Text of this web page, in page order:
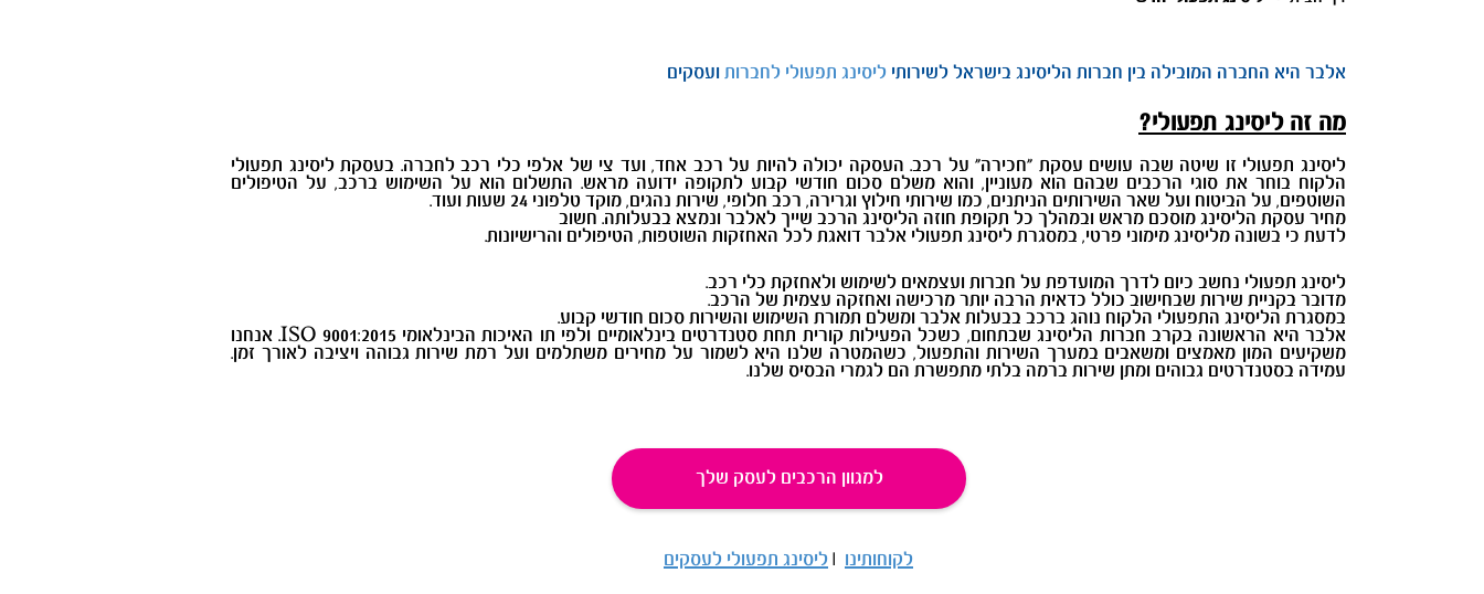
אלבר היא החברה המובילה בין חברות הליסינג בישראל לשירותי ליסינג תפעולי לחברות ועסקים
מה זה ליסינג תפעולי?
ליסינג תפעולי זו שיטה שבה עושים עסקת "חכירה" על רכב. העסקה יכולה להיות על רכב אחד, ועד צי של אלפי כלי רכב לחברה. בעסקת ליסינג תפעולי
הלקוח בוחר את סוגי הרכבים שבהם הוא מעוניין, והוא משלם סכום חודשי קבוע לתקופה ידועה מראש. התשלום הוא על השימוש ברכב, על הטיפולים
השוטפים, על הביטוח ועל שאר השירותים הניתנים, כמו שירותי חילוץ וגרירה, רכב חלופי, שירות נהגים, מוקד טלפוני 24 שעות ועוד.
מחיר עסקת הליסינג מוסכם מראש ובמהלך כל תקופת חוזה הליסינג הרכב שייך לאלבר ונמצא בבעלותה. חשוב
לדעת כי בשונה מליסינג מימוני פרטי, במסגרת ליסינג תפעולי אלבר דואגת לכל האחזקות השוטפות, הטיפולים והרישיונות.
ליסינג תפעולי נחשב כיום לדרך המועדפת על חברות ועצמאים לשימוש ולאחזקת כלי רכב.
מדובר בקניית שירות שבחישוב כולל כדאית הרבה יותר מרכישה ואחזקה עצמית של הרכב.
במסגרת הליסינג התפעולי הלקוח נוהג ברכב בבעלות אלבר ומשלם תמורת השימוש והשירות סכום חודשי קבוע.
אלבר היא הראשונה בקרב חברות הליסינג שבתחום, כשכל הפעילות קורית תחת סטנדרטים בינלאומיים ולפי תו האיכות הבינלאומי ISO9001:2015.
אנחנו
משקיעים המון מאמצים ומשאבים במערך השירות והתפעול, כשהמטרה שלנו היא לשמור על מחירים משתלמים ועל רמת שירות גבוהה ויציבה לאורך זמן.
עמידה בסטנדרטים גבוהים ומתן שירות ברמה בלתי מתפשרת הם לגמרי הבסיס שלנו.
למגוון הרכבים לעסק שלך
לקוחותינו | ליסינג תפעולי לעסקים